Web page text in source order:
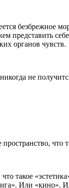
безбрежное
органов чувств.
не
такое
Или «кино».